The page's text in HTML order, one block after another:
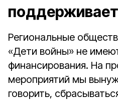
поддерживает
Региональные
«Дети войны» не
финансирования. На
мероприятий мы
говорить,